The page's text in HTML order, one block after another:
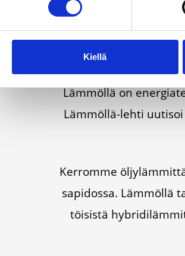
Kiellä
Läm­möl­lä on
Läm­möl­lä-leh­ti
Ker­rom­me
sa­pi­dos­sa. Läm­möl­lä
töi­sis­tä